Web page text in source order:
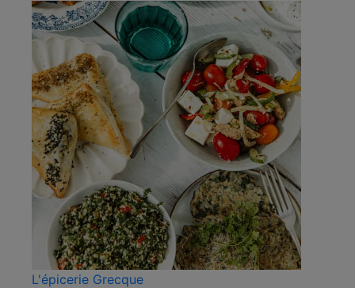
L'épicerie Grecque